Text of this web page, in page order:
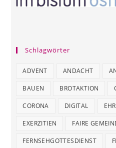
Schlagwörter
ADVENT ANDACHT
BAUEN BROTAKTION
CORONA DIGITAL
EXERZITIEN FAIRE
FERNSEHGOTTESDIENST